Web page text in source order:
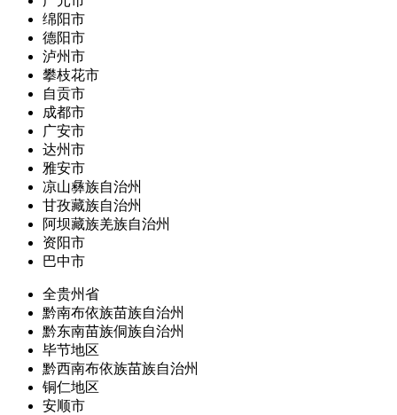
绵阳市
德阳市
泸州市
攀枝花市
自贡市
成都市
广安市
达州市
雅安市
凉山彝族自治州
甘孜藏族自治州
阿坝藏族羌族自治州
资阳市
巴中市
全贵州省
黔南布依族苗族自治州
黔东南苗族侗族自治州
毕节地区
黔西南布依族苗族自治州
铜仁地区
安顺市